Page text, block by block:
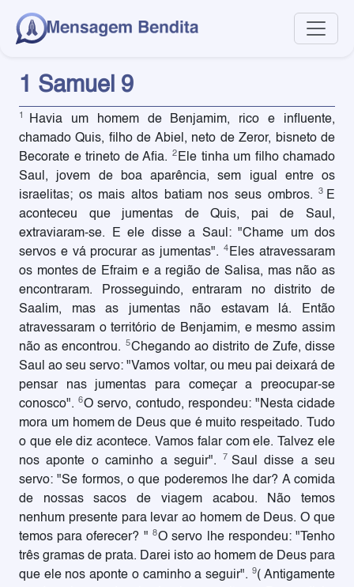
1 Samuel 9
1
Havia um homem de Benjamim, rico e influente,
chamado Quis, filho de Abiel, neto de Zeror, bisneto de
Becorate e trineto de Afia. 2 Ele tinha um filho chamado
Saul, jovem de boa aparência, sem igual entre os
israelitas; os mais altos batiam nos seus ombros.3 E
aconteceu que jumentas de Quis, pai de Saul,
extraviaram-se. E ele disse a Saul: "Chame um dos
servos e vá procurar as jumentas". 4 Eles atravessaram
os montes de Efraim e a região de Salisa, mas não as
encontraram. Prosseguindo, entraram no distrito de
Saalim, mas as jumentas não estavam lá. Então
atravessaram o território de Benjamim, e mesmo assim
não as encontrou. 5Chegando ao distrito de Zufe, disse
Saul ao seu servo: "Vamos voltar, ou meu pai deixará de
pensar nas jumentas para começar a preocupar-se
conosco".6O servo, contudo, respondeu: "Nesta cidade
mora um homem de Deus que é muito respeitado. Tudo
o que ele diz acontece. Vamos falar com ele. Talvez ele
nos aponte o caminho a seguir".
7 Saul disse a seu
servo: "Se formos, o que poderemos lhe dar? A comida
de nossas sacos de viagem acabou. Não temos
nenhum presente para levar ao homem de Deus. O que
temos para oferecer? " 8O servo lhe respondeu: "Tenho
três gramas de prata. Darei isto ao homem de Deus para
que ele nos aponte o caminho a seguir". 9( Antigamente